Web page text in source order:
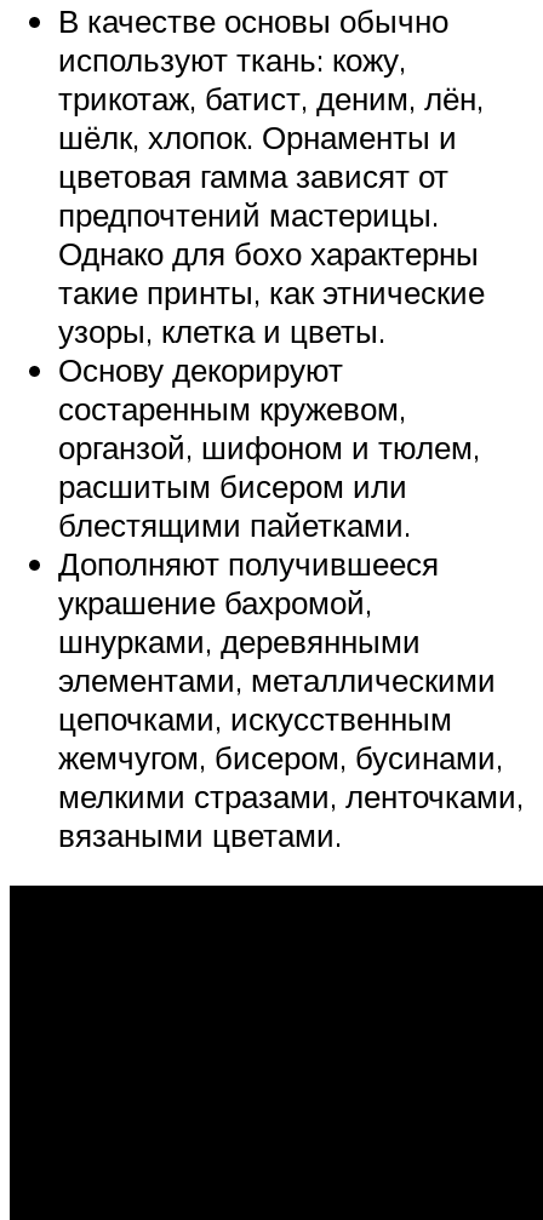
В качестве основы обычно
используют ткань: кожу,
трикотаж, батист, деним, лён,
шёлк, хлопок. Орнаменты и
цветовая гамма зависят от
предпочтений мастерицы.
Однако для бохо характерны
такие принты, как этнические
узоры, клетка и цветы.
Основу декорируют
состаренным кружевом,
органзой, шифоном и тюлем,
расшитым бисером или
блестящими пайетками.
Дополняют получившееся
украшение бахромой,
шнурками, деревянными
элементами, металлическими
цепочками, искусственным
жемчугом, бисером, бусинами,
мелкими стразами, ленточками,
вязаными цветами.